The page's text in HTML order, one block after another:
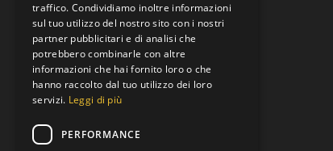
Padova, Veneto, Italia
Via Brenta
traffico. Condividiamo inoltre informazioni
sul tuo utilizzo del nostro sito con i nostri
partner pubblicitari e di analisi che
potrebbero combinarle con altre
informazioni che hai fornito loro o che
hanno raccolto dal tuo utilizzo dei loro
servizi. Leggi di più
PERFORMANCE